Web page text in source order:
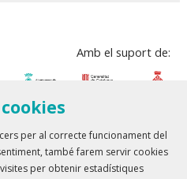
Amb el suport de:
835
per al correcte funcionament del
també farem servir cookies
per obtenir estadístiques